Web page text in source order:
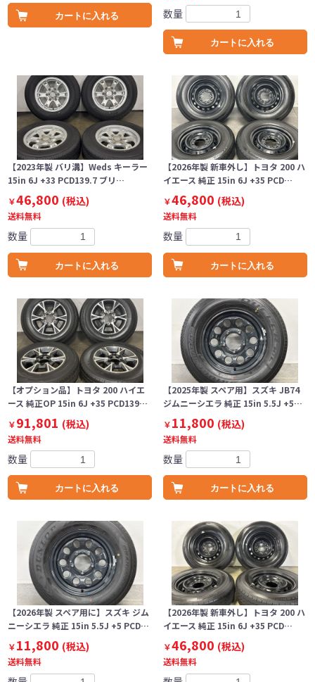
カートに入れる 数量
カートに入れる
【2023年製 バリ溝】Weds キーラー
15in 6J +33 PCD139.7 ブリ…
￥46,800 (税込)
送料無料
数量
カートに入れる
【2026年製 新車外し】トヨタ 200 ハ
イエース 純正 15in 6J +35 PCD…
￥46,800 (税込)
送料無料
数量
カートに入れる
【オプション品】トヨタ 200 ハイエ
ース 純正OP 15in 6J +35 PCD139…
￥91,801 (税込)
送料無料
数量
カートに入れる
【2025年製 スペア用】スズキ JB74
ジムニーシエラ 純正 15in 5.5J +5…
￥11,800 (税込)
送料無料
数量
カートに入れる
【2026年製 スペア用に】スズキ ジム
ニーシエラ 純正 15in 5.5J +5 PCD…
￥11,800 (税込)
送料無料
【2026年製 新車外し】トヨタ 200 ハ
イエース 純正 15in 6J +35 PCD…
￥46,800 (税込)
送料無料